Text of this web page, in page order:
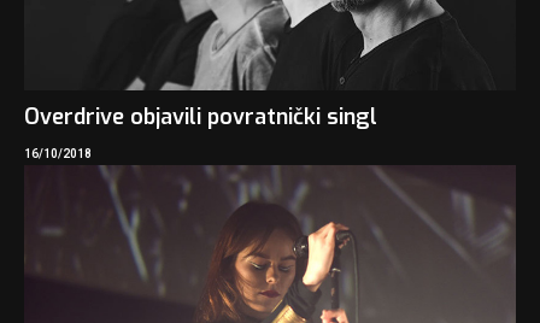
Overdrive objavili povratnički singl
16/10/2018